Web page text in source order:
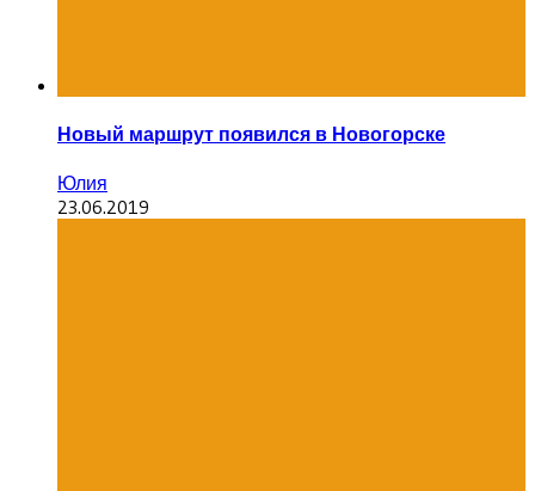
Новый маршрут появился в Новогорске
Юлия
23.06.2019